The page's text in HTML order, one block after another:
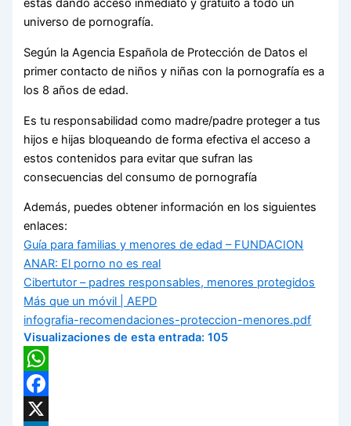
estás dando acceso inmediato y gratuito a todo un
universo de pornografía.
Según la Agencia Española de Protección de Datos el
primer contacto de niños y niñas con la pornografía es a
los 8 años de edad.
Es tu responsabilidad como madre/padre proteger a tus
hijos e hijas bloqueando de forma efectiva el acceso a
estos contenidos para evitar que sufran las
consecuencias del consumo de pornografía
Además, puedes obtener información en los siguientes
enlaces:
Guía para familias y menores de edad – FUNDACION
ANAR: El porno no es real
Cibertutor – padres responsables, menores protegidos
Más que un móvil | AEPD
infografia-recomendaciones-proteccion-menores.pdf
Visualizaciones de esta entrada: 105
WhatsApp
Facebook